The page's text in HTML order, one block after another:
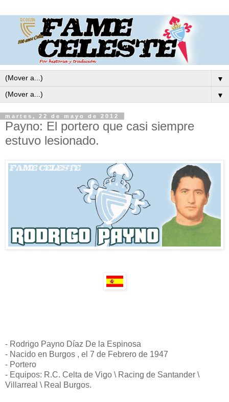
▼
▼
martes, 22 de mayo de 2012
Payno: El portero que casi siempre
estuvo lesionado.
- Rodrigo Payno Díaz De la Espinosa
- Nacido en Burgos , el 7 de Febrero de 1947
- Portero
- Equipos: R.C. Celta de Vigo \ Racing de Santander \
Villarreal \ Real Burgos.